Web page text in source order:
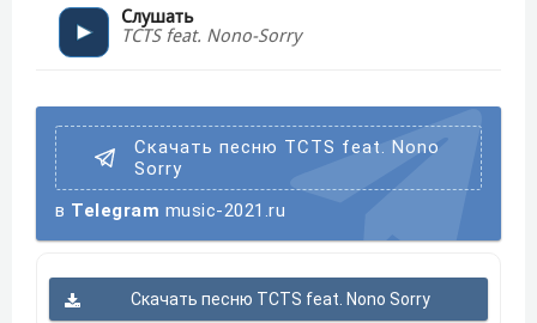
Слушать
TCTS feat. Nono-Sorry
Скачать песню TCTS feat. Nono
Sorry
в Telegram music-2021.ru
Скачать песню TCTS feat. Nono Sorry